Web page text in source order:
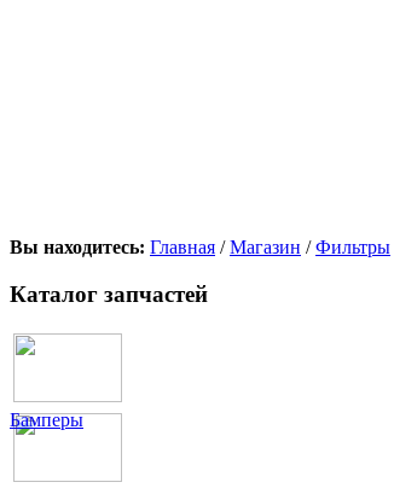
Вы находитесь: Главная /Магазин /Фильтры
Каталог запчастей
Бамперы